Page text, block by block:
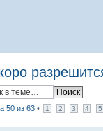
50 из 63 • 1 2 3 4 5